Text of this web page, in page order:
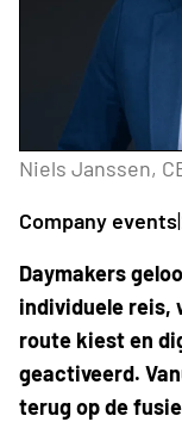
Niels Janssen,
Company events|
Daymakers
individuele reis,
route kiest en
geactiveerd.
terug op de